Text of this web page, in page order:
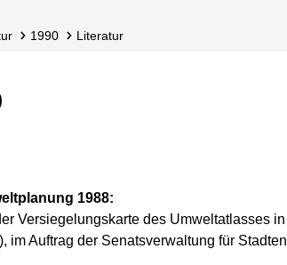
1990 Literatur
1988:
Versiegelungskarte des Umweltatlasses
im Auftrag der Senatsverwaltung für